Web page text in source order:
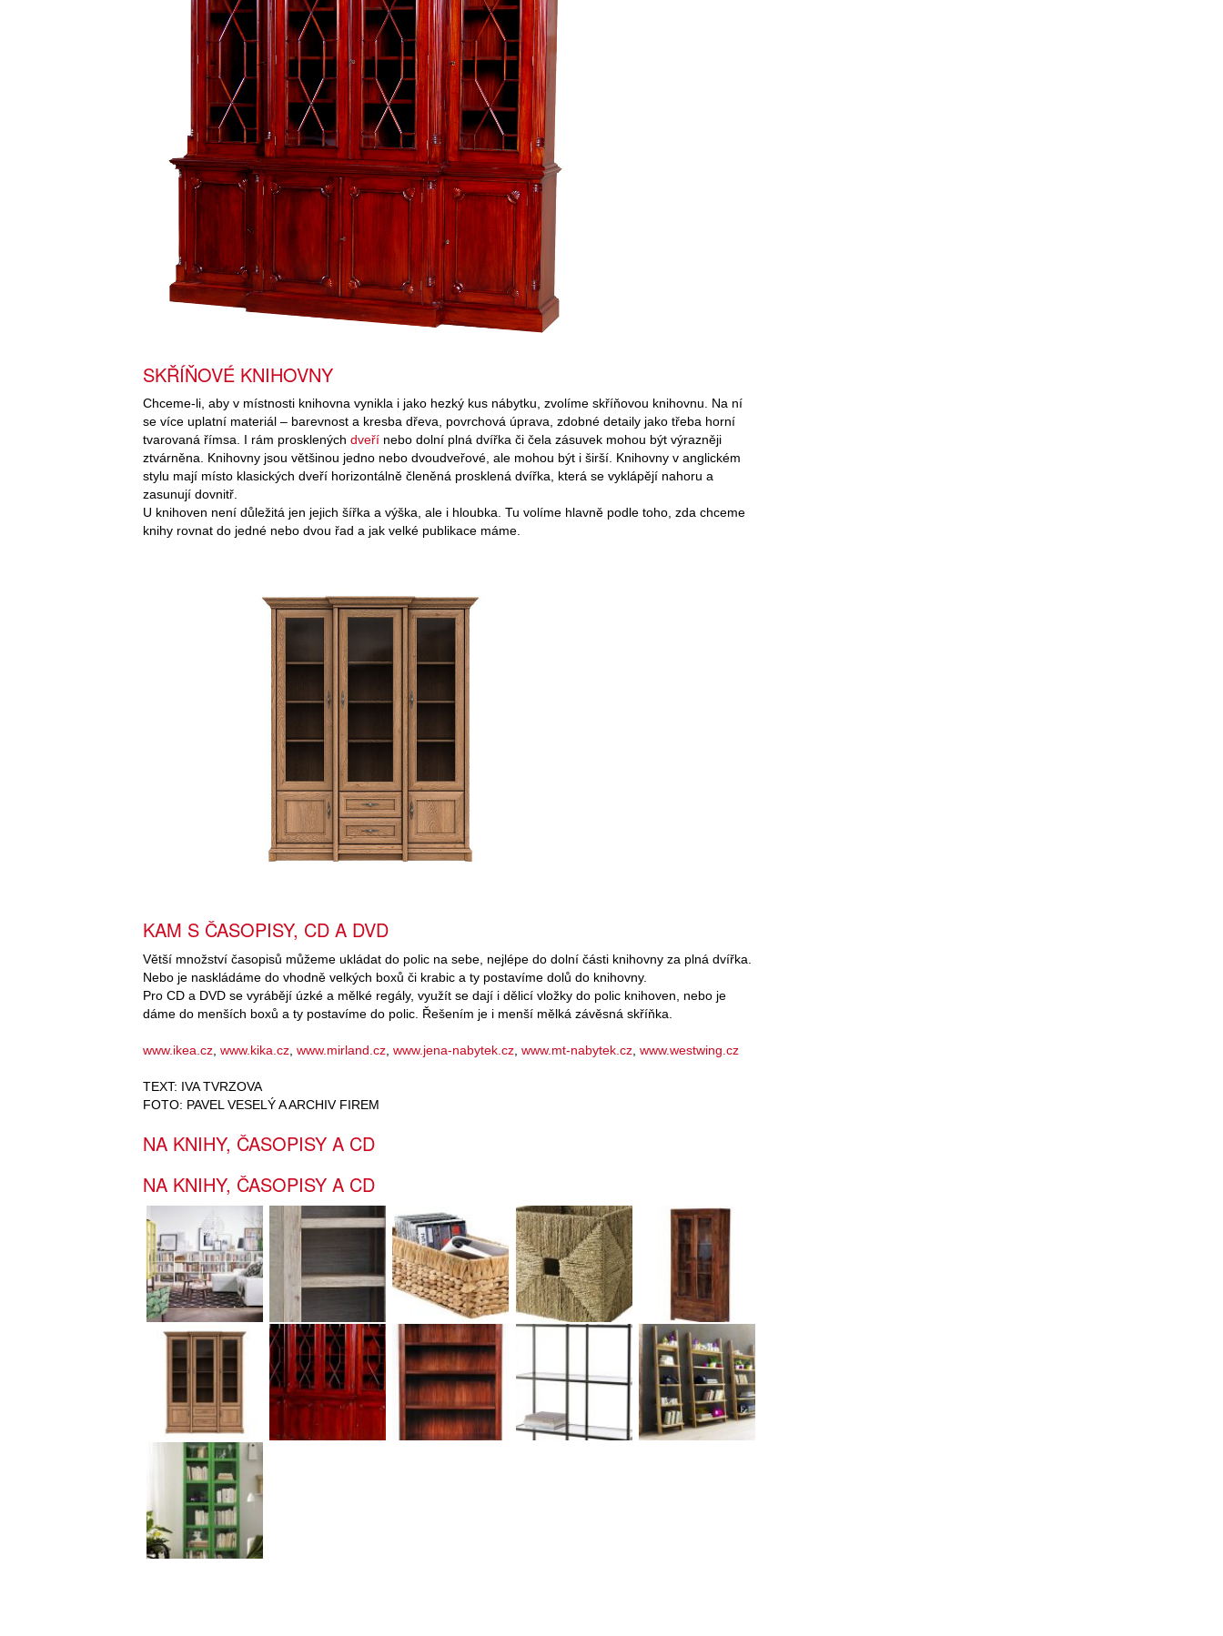
SKŘÍŇOVÉ KNIHOVNY
Chceme-li, aby v místnosti knihovna vynikla i jako hezký kus nábytku, zvolíme skříňovou knihovnu. Na ní
se více uplatní materiál – barevnost a kresba dřeva, povrchová úprava, zdobné detaily jako třeba horní
tvarovaná římsa. I rám prosklených dveří nebo dolní plná dvířka či čela zásuvek mohou být výrazněji
ztvárněna. Knihovny jsou většinou jedno nebo dvoudveřové, ale mohou být i širší. Knihovny v anglickém
stylu mají místo klasických dveří horizontálně členěná prosklená dvířka, která se vyklápějí nahoru a
zasunují dovnitř.
U knihoven není důležitá jen jejich šířka a výška, ale i hloubka. Tu volíme hlavně podle toho, zda chceme
knihy rovnat do jedné nebo dvou řad a jak velké publikace máme.
KAM S ČASOPISY, CD A DVD
Větší množství časopisů můžeme ukládat do polic na sebe, nejlépe do dolní části knihovny za plná dvířka.
Nebo je naskládáme do vhodně velkých boxů či krabic a ty postavíme dolů do knihovny.
Pro CD a DVD se vyrábějí úzké a mělké regály, využít se dají i dělicí vložky do polic knihoven, nebo je
dáme do menších boxů a ty postavíme do polic. Řešením je i menší mělká závěsná skříňka.
www.ikea.cz www.kika.cz www.mirland.cz www.jena-nabytek.cz www.mt-nabytek.cz www.westwing.cz
TEXT: IVA TVRZOVA
FOTO: PAVEL VESELÝ A ARCHIV FIREM
NA KNIHY, ČASOPISY A CD
NA KNIHY, ČASOPISY A CD